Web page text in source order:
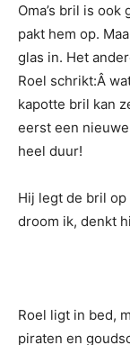
Oma’s bril is
pakt hem op.
glas in. Het
Roel schrikt:Â
kapotte bril kan
eerst een
heel duur!
Hij legt de bril
droom ik, denkt
Roel ligt in bed,
piraten en